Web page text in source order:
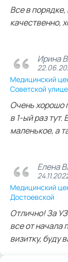
Все в
качественно,
Ирина
Медицинский
Советской
Очень хорошо
в 1-ый раз
маленькое, а
Елена
Медицинский
Достоевской
Отлично! За
все от начала
визитку, буду